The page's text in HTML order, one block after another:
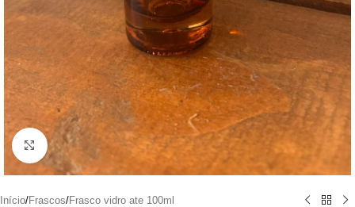
Clique para ampliar
Início/Frascos/Frasco vidro ate 100ml